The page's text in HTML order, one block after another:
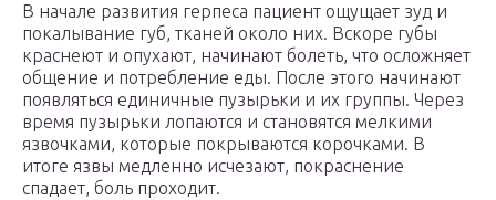
В начале развития герпеса пациент ощущает зуд и
покалывание губ, тканей около них. Вскоре губы
краснеют и опухают, начинают болеть, что осложняет
общение и потребление еды. После этого начинают
появляться единичные пузырьки и их группы. Через
время пузырьки лопаются и становятся мелкими
язвочками, которые покрываются корочками. В
итоге язвы медленно исчезают, покраснение
спадает, боль проходит.